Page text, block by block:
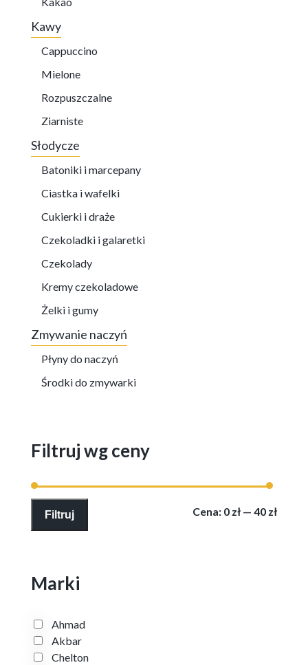
Kawy
Cappuccino
Mielone
Rozpuszczalne
Ziarniste
Słodycze
Batoniki i marcepany
Ciastka i wafelki
Cukierki i draże
Czekoladki i galaretki
Czekolady
Kremy czekoladowe
Żelki i gumy
Zmywanie naczyń
Płyny do naczyń
Środki do zmywarki
Filtruj wg ceny
Cena
Cena
Filtruj Cena: 0 zł — 40 zł
Marki
Ahmad
Akbar
Chelton